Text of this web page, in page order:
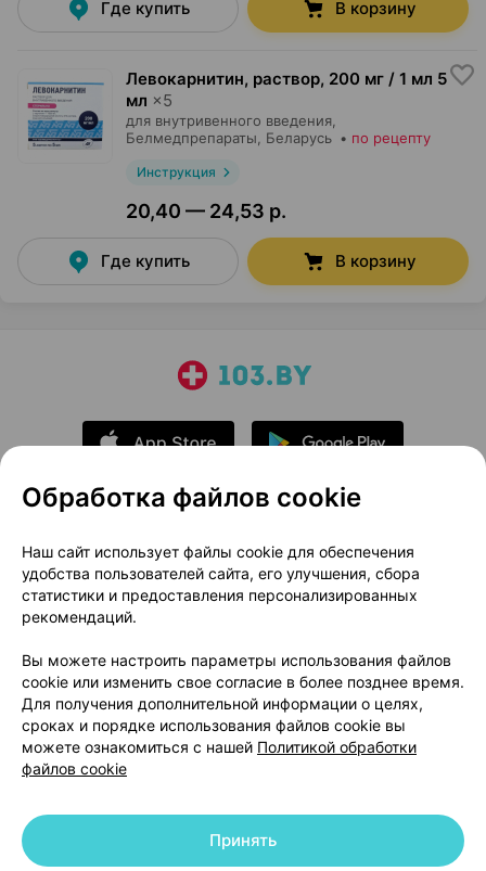
Где купить В корзину
Левокарнитин, раствор, 200 мг / 1 мл 5
мл ×5
для внутривенного введения,
Белмедпрепараты, Беларусь • по рецепту
Инструкция
20,40 — 24,53 р.
Где купить В корзину
О проекте
Новости проекта
Размещение рекламы
Медицинский маркетинг
Публичный договор
Доставка
Способы оплаты
Вакансии
Партнеры
Написать руководителю 103.by
Написать в поддержку
Персональные настройки Cookie
© 2026 ООО «Артокс Лаб», УНП 191700409 | 220012, Республика Беларусь,
Обработка файлов cookie
Наш сайт использует файлы cookie для обеспечения
удобства пользователей сайта, его улучшения, сбора
статистики и предоставления персонализированных
рекомендаций.
Вы можете настроить параметры использования файлов
cookie или изменить свое согласие в более позднее время.
Для получения дополнительной информации о целях,
сроках и порядке использования файлов cookie вы
можете ознакомиться с нашей Политикой обработки
файлов cookie
Принять